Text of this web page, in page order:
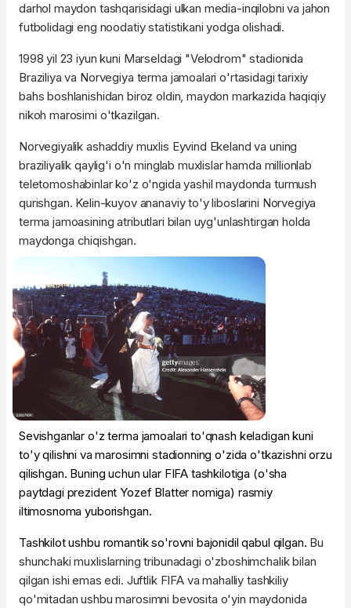
darhol maydon tashqarisidagi ulkan media-inqilobni va jahon
futbolidagi eng noodatiy statistikani yodga olishadi.
1998 yil 23 iyun kuni Marseldagi "Velodrom" stadionida
Braziliya va Norvegiya terma jamoalari o'rtasidagi tarixiy
bahs boshlanishidan biroz oldin, maydon markazida haqiqiy
nikoh marosimi o'tkazilgan.
Norvegiyalik ashaddiy muxlis Eyvind Ekeland va uning
braziliyalik qaylig'i o'n minglab muxlislar hamda millionlab
teletomoshabinlar ko'z o'ngida yashil maydonda turmush
qurishgan. Kelin-kuyov ananaviy to'y liboslarini Norvegiya
terma jamoasining atributlari bilan uyg'unlashtirgan holda
maydonga chiqishgan.
Sevishganlar o'z terma jamoalari to'qnash keladigan kuni
to'y qilishni va marosimni stadionning o'zida o'tkazishni orzu
qilishgan. Buning uchun ular FIFA tashkilotiga (o'sha
paytdagi prezident Yozef Blatter nomiga) rasmiy
iltimosnoma yuborishgan.
Tashkilot ushbu romantik so'rovni bajonidil qabul qilgan. Bu
shunchaki muxlislarning tribunadagi o'zboshimchalik bilan
qilgan ishi emas edi. Juftlik FIFA va mahalliy tashkiliy
qo'mitadan ushbu marosimni bevosita o'yin maydonida